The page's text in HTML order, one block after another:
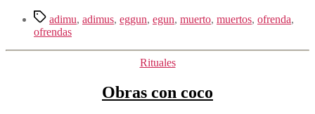
Etiquetas
adimu, adimus, eggun, egun, muerto, muertos, ofrenda,
ofrendas
Categorías
Rituales
Obras con coco